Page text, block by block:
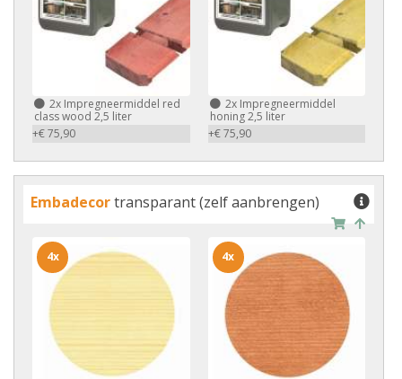
2x Impregneermiddel red
class wood 2,5 liter
+€ 75,90
2xImpregneermiddel
honing 2,5 liter
+€ 75,90
Embadecortransparant (zelf aanbrengen)
4x 4x